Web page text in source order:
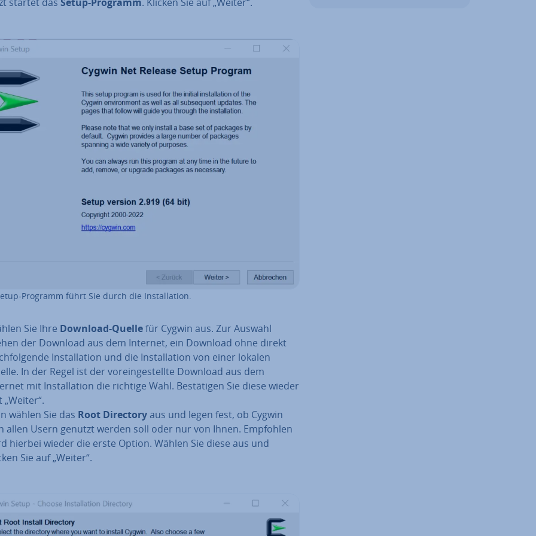
Programm führt Sie durch die In­stal­la­ti­on.
Sie Ihre Download-Quellefür Cygwin aus. Zur Auswahl
der Download aus dem Internet, ein Download ohne direkt
In­stal­la­ti­on und die In­stal­la­ti­on von einer lokalen
In der Regel ist der vor­ein­ge­stell­te Download aus dem
mit In­stal­la­ti­on die richtige Wahl. Be­stä­ti­gen Sie diese wieder
„Weiter“.
wählen Sie das Root Directoryaus und legen fest, ob Cygwin
allen Usern genutzt werden soll oder nur von Ihnen. Empfohlen
hierbei wieder die erste Option. Wählen Sie diese aus und
Sie auf „Weiter“.